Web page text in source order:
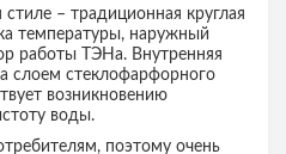
– традиционная круглая
температуры, наружный
работы ТЭНа. Внутренняя
слоем стеклофарфорного
возникновению
воды.
поэтому очень